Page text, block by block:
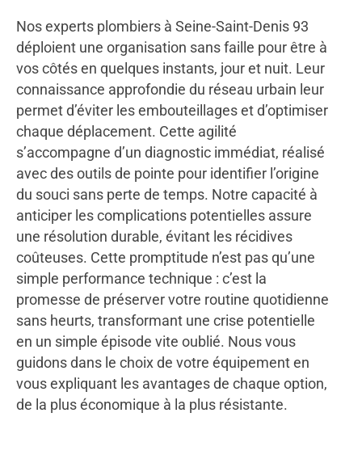
Nos experts plombiers à Seine-Saint-Denis 93
déploient une organisation sans faille pour être à
vos côtés en quelques instants, jour et nuit. Leur
connaissance approfondie du réseau urbain leur
permet d’éviter les embouteillages et d’optimiser
chaque déplacement. Cette agilité
s’accompagne d’un diagnostic immédiat, réalisé
avec des outils de pointe pour identifier l’origine
du souci sans perte de temps. Notre capacité à
anticiper les complications potentielles assure
une résolution durable, évitant les récidives
coûteuses. Cette promptitude n’est pas qu’une
simple performance technique : c’est la
promesse de préserver votre routine quotidienne
sans heurts, transformant une crise potentielle
en un simple épisode vite oublié. Nous vous
guidons dans le choix de votre équipement en
vous expliquant les avantages de chaque option,
de la plus économique à la plus résistante.